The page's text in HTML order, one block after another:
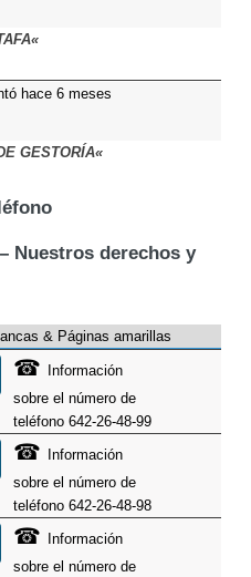
hace 6 meses
GESTORÍA«
Nuestros derechos y
& Páginas amarillas
☎
Información
sobre el número de
teléfono 642-26-48-99
☎
Información
sobre el número de
teléfono 642-26-48-98
☎
Información
sobre el número de